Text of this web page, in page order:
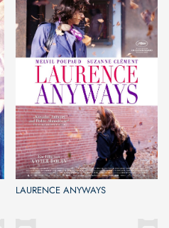
LAURENCE ANYWAYS